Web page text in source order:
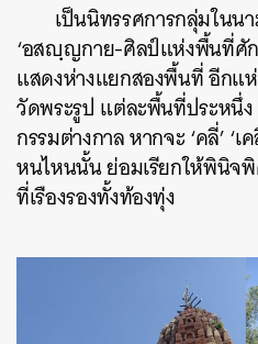
เป็นนิทรรศการกลุ่มในน
‘อสญฺญกาย-ศิลป์แห่งพื้นที่ศั
แสดงห่างแยกสองพื้นที่ อีก
วัดพระรูป แต่ละพื้นที่ประหนึ่ง
กรรมต่างกาล หากจะ ‘คลี่’ ‘เ
หนไหนนั้น ย่อมเรียกให้พินิจพิ
ที่เรืองรองทั้งท้องทุ่ง